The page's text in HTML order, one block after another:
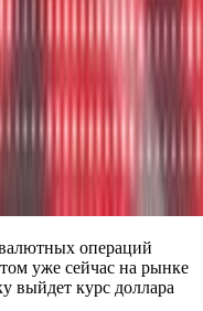
операций
уже сейчас на рынке
выйдет курс доллара